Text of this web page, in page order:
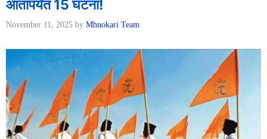
आतापर्यंत 15 घटना!
November 11, 2025 by Mhnokari Team